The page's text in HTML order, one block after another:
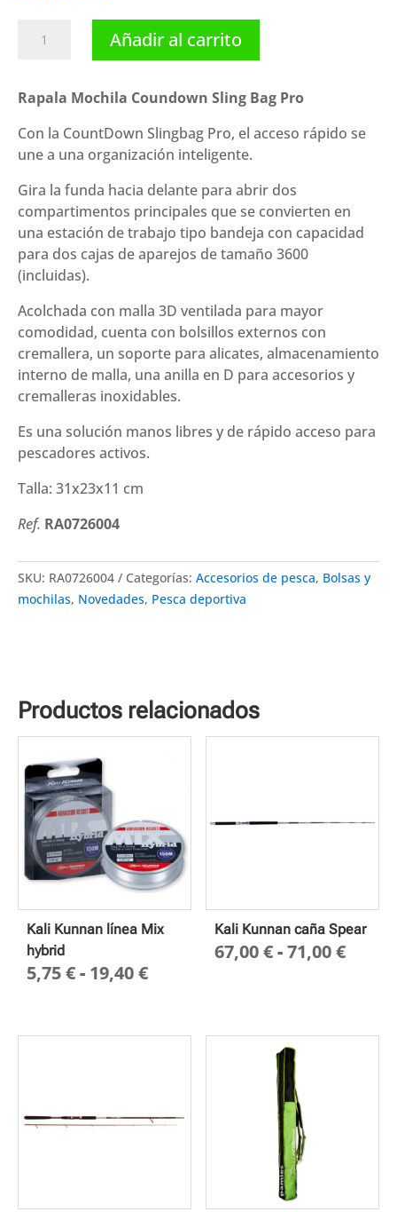
Mochila
Sling
Pro
cantidad
Añadir al carrito
Rapala Mochila Coundown Sling Bag Pro
Con la CountDown Slingbag Pro, el acceso rápido se
une a una organización inteligente.
Gira la funda hacia delante para abrir dos
compartimentos principales que se convierten en
una estación de trabajo tipo bandeja con capacidad
para dos cajas de aparejos de tamaño 3600
(incluidas).
Acolchada con malla 3D ventilada para mayor
comodidad, cuenta con bolsillos externos con
cremallera, un soporte para alicates, almacenamiento
interno de malla, una anilla en D para accesorios y
cremalleras inoxidables.
Es una solución manos libres y de rápido acceso para
pescadores activos.
Talla: 31x23x11 cm
Ref. RA0726004
SKU: RA0726004 Categorías: Accesorios de pesca, Bolsas y
mochilas, Novedades, Pesca deportiva
Productos relacionados
Kali Kunnan línea Mix
hybrid
5,75€- 19,40€Rango
desde
Kali Kunnan caña Spear
67,00€-71,00€
67,00